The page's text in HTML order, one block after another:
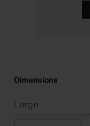
Dimensions
Largo